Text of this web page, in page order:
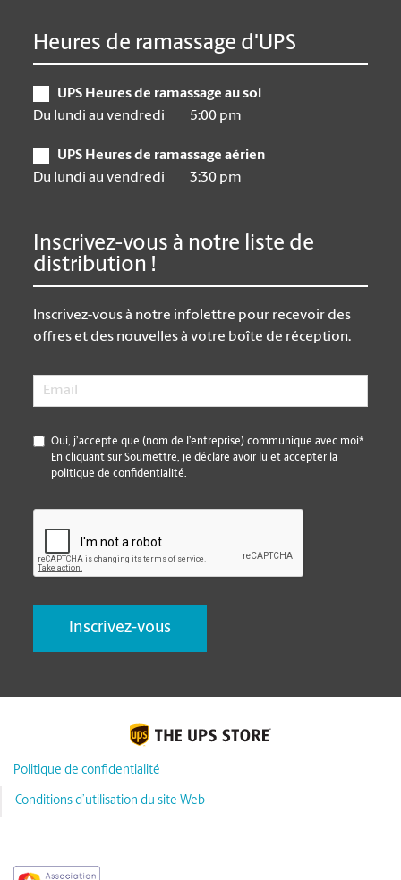
Heures de ramassage d'UPS
UPS Heures de ramassage au sol
Du lundi au vendredi
5:00 pm
UPS Heures de ramassage aérien
Du lundi au vendredi
3:30 pm
Inscrivez-vous à notre liste de
distribution !
Inscrivez-vous à notre infolettre pour recevoir des
offres et des nouvelles à votre boîte de réception.
Email
*
Oui, j’accepte que (nom de l’entreprise) communique avec moi*.
En cliquant sur Soumettre, je déclare avoir lu et accepter la
politique de confidentialité.
Politique de confidentialité
Conditions d’utilisation du site Web